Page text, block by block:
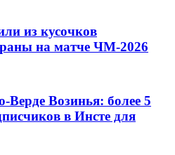
из кусочков
на матче ЧМ-2026
Верде Возинья: более 5
в Инсте для